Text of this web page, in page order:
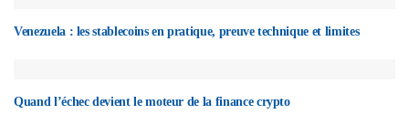
Venezuela : les stablecoins en pratique, preuve technique et limites
Quand l’échec devient le moteur de la finance crypto